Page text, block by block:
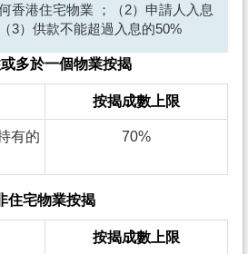
香港住宅物業 ；（2）申請人入息
3）供款不能超過入息的50%
多於一個物業按揭
按揭成數上限
有的
70%
住宅物業按揭
按揭成數上限